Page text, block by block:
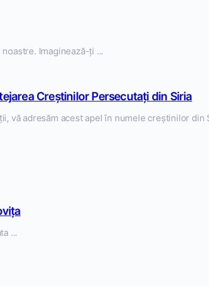
Imaginează-ți ...
Creștinilor Persecutați din Siria
vă adresăm acest apel în numele creștinilor
...